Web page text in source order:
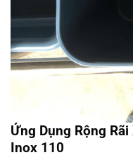
Ứng Dụng Rộng
Inox 110